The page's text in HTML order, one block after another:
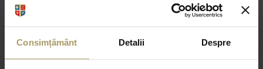
Consimțământ Detalii Despre
termenii si conditiile
comerciale
SHARE